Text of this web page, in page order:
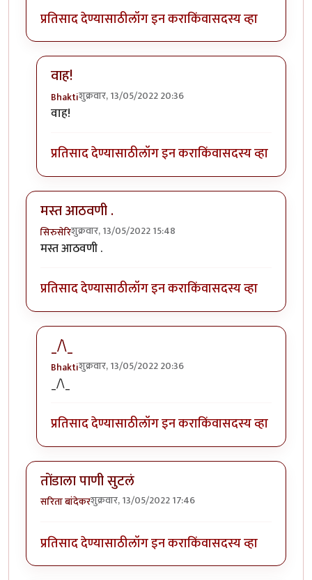
प्रतिसाद देण्यासाठीलॉग इन कराकिंवासदस्य व्हा
वाह!
Bhaktiशुक्रवार, 13/05/2022 20:36
In reply to
वाह!
प्रतिसाद देण्यासाठीलॉग इन कराकिंवासदस्य व्हा
मस्त आठवणी .
सिरुसेरिशुक्रवार, 13/05/2022 15:48
मस्त आठवणी .
प्रतिसाद देण्यासाठीलॉग इन कराकिंवासदस्य व्हा
_/\_
Bhaktiशुक्रवार, 13/05/2022 20:36
In reply to
_/\_
प्रतिसाद देण्यासाठीलॉग इन कराकिंवासदस्य व्हा
तोंडाला पाणी सुटलं
सरिता बांदेकरशुक्रवार, 13/05/2022 17:46
प्रतिसाद देण्यासाठीलॉग इन कराकिंवासदस्य व्हा